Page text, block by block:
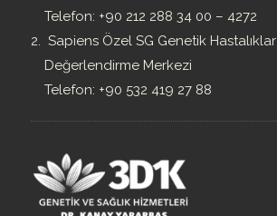
Telefon: +90 212 288 34 00 – 4272
Sapiens Özel SG Genetik Hastalıklar
Değerlendirme Merkezi
Telefon: +90 532 419 27 88